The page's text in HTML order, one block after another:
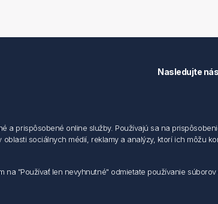
Nasledujte nás
prispôsobené online služby. Používajú sa na
sociálnych médií, reklamy a analýzy, ktorí ich môžu
"Používať len nevyhnutné" odmietate používanie